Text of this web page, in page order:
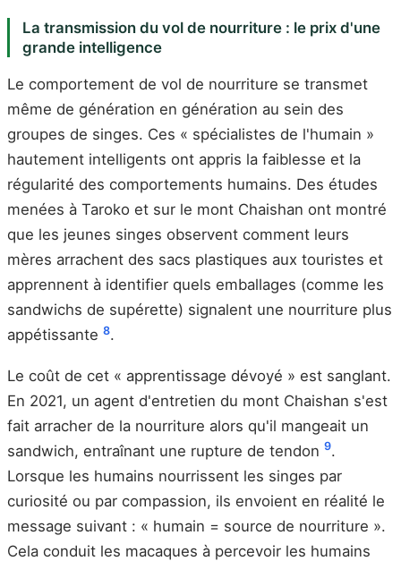
La transmission du vol de nourriture : le prix d'une
grande intelligence
Le comportement de vol de nourriture se transmet
même de génération en génération au sein des
groupes de singes. Ces « spécialistes de l'humain »
hautement intelligents ont appris la faiblesse et la
régularité des comportements humains. Des études
menées à Taroko et sur le mont Chaishan ont montré
que les jeunes singes observent comment leurs
mères arrachent des sacs plastiques aux touristes et
apprennent à identifier quels emballages (comme les
sandwichs de supérette) signalent une nourriture plus
appétissante 8.
Le coût de cet « apprentissage dévoyé » est sanglant.
En 2021, un agent d'entretien du mont Chaishan s'est
fait arracher de la nourriture alors qu'il mangeait un
sandwich, entraînant une rupture de tendon 9.
Lorsque les humains nourrissent les singes par
curiosité ou par compassion, ils envoient en réalité le
message suivant : « humain = source de nourriture ».
Cela conduit les macaques à percevoir les humains